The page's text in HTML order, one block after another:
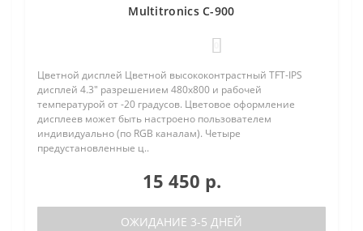
Multitronics C-900
Цветной дисплей Цветной высококонтрастный TFT-IPS
дисплей 4.3" разрешением 480х800 и рабочей
температурой от -20 градусов. Цветовое оформление
дисплеев может быть настроено пользователем
индивидуально (по RGB каналам). Четыре
предустановленные ц..
15 450 р.
ОЖИДАНИЕ 3-5 ДНЕЙ